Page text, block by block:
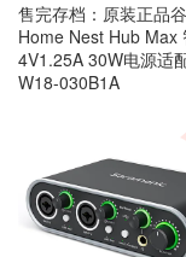
售完存档：原装正品
Home Nest Hub Max
4V1.25A 30W电源适
W18-030B1A